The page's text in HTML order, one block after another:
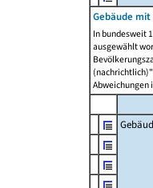
Gebäude
In bundesweit
ausgewählt
Abweichungen